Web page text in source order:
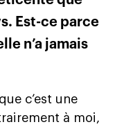
Est-ce parce
n’a jamais
c’est une
à moi,